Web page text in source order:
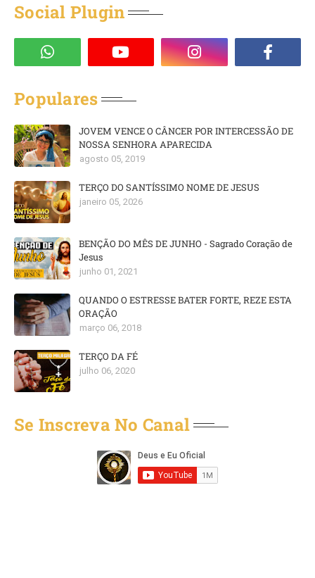
Social Plugin
Populares
JOVEM VENCE O CÂNCER POR INTERCESSÃO DE
NOSSA SENHORA APARECIDA
agosto 05, 2019
TERÇO DO SANTÍSSIMO NOME DE JESUS
janeiro 05, 2026
BENÇÃO DO MÊS DE JUNHO - Sagrado Coração de
Jesus
junho 01, 2021
QUANDO O ESTRESSE BATER FORTE, REZE ESTA
ORAÇÃO
março 06, 2018
TERÇO DA FÉ
julho 06, 2020
Se Inscreva No Canal